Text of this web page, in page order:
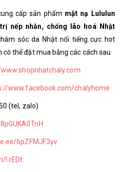
cấp sản phẩm mặt nạ Lululun
nếp nhăn, chống lão hoá Nhật
sóc da Nhật nổi tiếng cực hot
có thể đặt mua bằng các cách sau
www.facebook.com/chalyhome
(tel, zalo)
6pZFMJF3yv
l.rEDt